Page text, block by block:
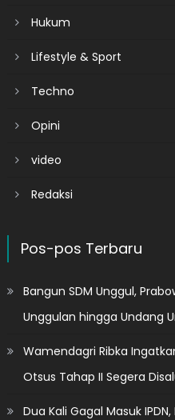
Hukum
Lifestyle & Sport
Techno
Opini
video
Redaksi
Pos-pos Terbaru
Bangun SDM Unggul,
Unggulan hingga Undang
Wamendagri Ribka
Otsus Tahap II Segera
Dua Kali Gagal Masuk